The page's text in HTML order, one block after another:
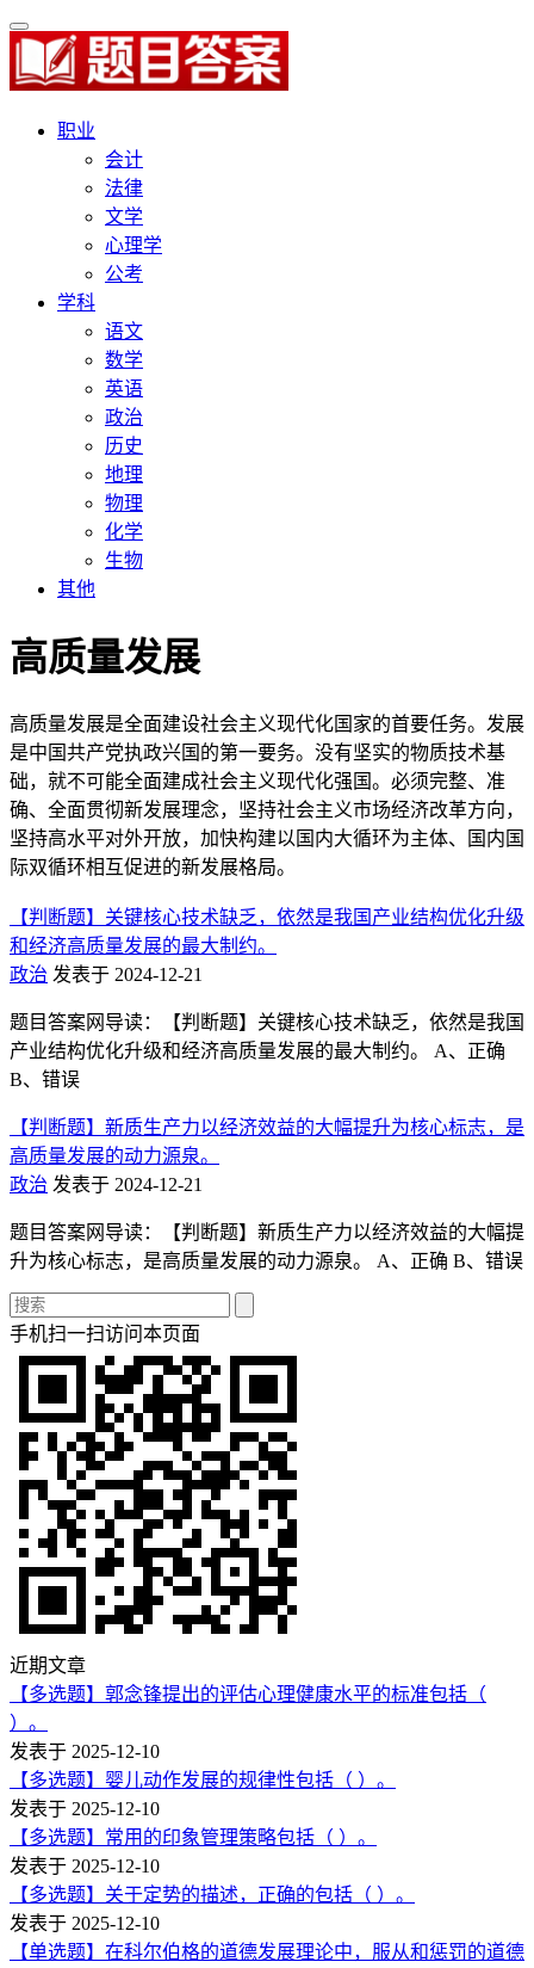
职业
会计
法律
文学
心理学
公考
学科
语文
数学
英语
政治
历史
地理
物理
化学
生物
其他
高质量发展
高质量发展是全面建设社会主义现代化国家的首要任务。发展
是中国共产党执政兴国的第一要务。没有坚实的物质技术基
础，就不可能全面建成社会主义现代化强国。必须完整、准
确、全面贯彻新发展理念，坚持社会主义市场经济改革方向，
坚持高水平对外开放，加快构建以国内大循环为主体、国内国
际双循环相互促进的新发展格局。
【判断题】关键核心技术缺乏，依然是我国产业结构优化升级
和经济高质量发展的最大制约。
政治 发表于 2024-12-21
题目答案网导读：【判断题】关键核心技术缺乏，依然是我国
产业结构优化升级和经济高质量发展的最大制约。 A、正确
B、错误
【判断题】新质生产力以经济效益的大幅提升为核心标志，是
高质量发展的动力源泉。
政治 发表于 2024-12-21
题目答案网导读：【判断题】新质生产力以经济效益的大幅提
升为核心标志，是高质量发展的动力源泉。 A、正确 B、错误
手机扫一扫访问本页面
近期文章
【多选题】郭念锋提出的评估心理健康水平的标准包括（
）。
发表于 2025-12-10
【多选题】婴儿动作发展的规律性包括（ ）。
发表于 2025-12-10
【多选题】常用的印象管理策略包括（ ）。
发表于 2025-12-10
【多选题】关于定势的描述，正确的包括（ ）。
发表于 2025-12-10
【单选题】在科尔伯格的道德发展理论中，服从和惩罚的道德